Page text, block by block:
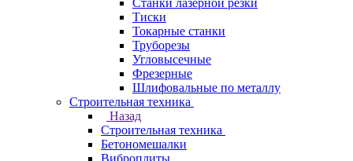
Станки лазерной резки
Тиски
Токарные станки
Труборезы
Угловысечные
Фрезерные
Шлифовальные по металлу
Строительная техника
Назад
Строительная техника
Бетономешалки
Виброплиты